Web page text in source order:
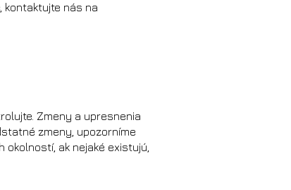
kontaktujte nás na
Zmeny a upresnenia
zmeny, upozorníme
ak nejaké existujú,